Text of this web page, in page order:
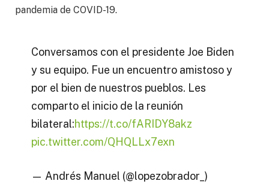
pandemia de COVID-19.
Conversamos con el presidente Joe Biden
y su equipo. Fue un encuentro amistoso y
por el bien de nuestros pueblos. Les
comparto el inicio de la reunión
bilateral:https://t.co/fARIDY8akz
pic.twitter.com/QHQLLx7exn
— Andrés Manuel (@lopezobrador_)